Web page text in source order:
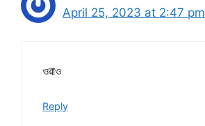
April 25, 2023 at 2:47 pm
ওৱাও
Reply